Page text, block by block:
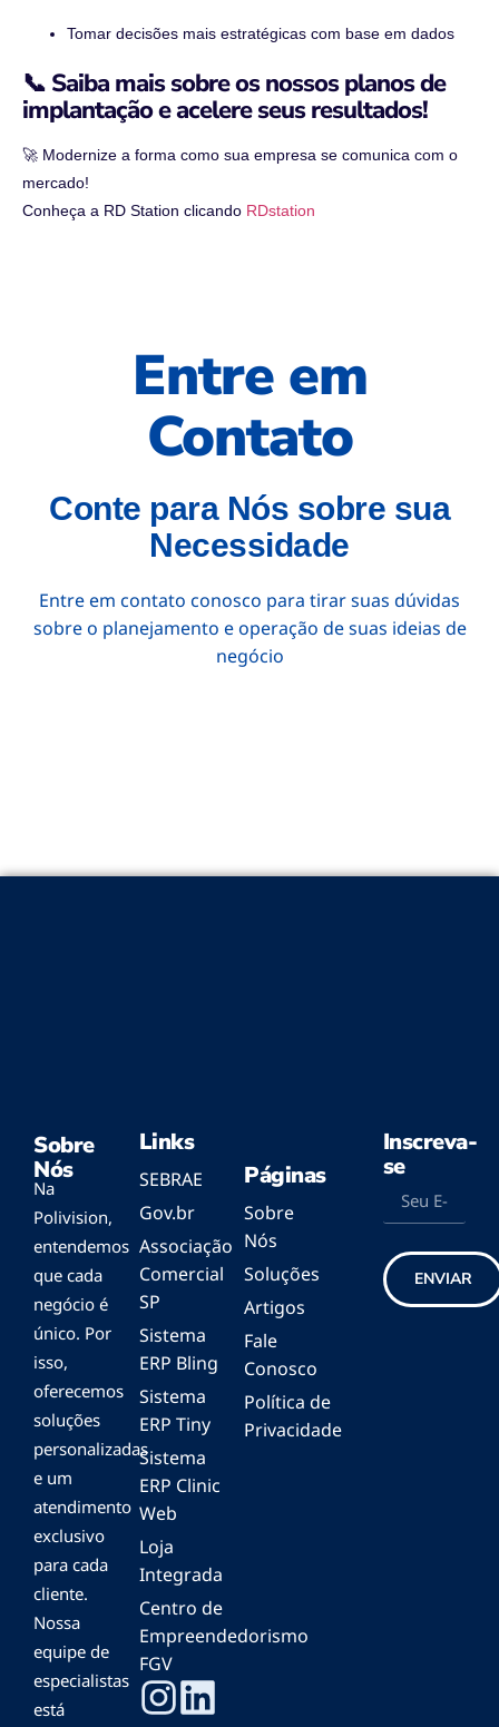
Tomar decisões mais estratégicas com base em dados
📞 Saiba mais sobre os nossos planos de
implantação e acelere seus resultados!
🚀 Modernize a forma como sua empresa se comunica com o
mercado!
Conheça a RD Station clicando RDstation
Entre em
Contato
Conte para Nós sobre sua
Necessidade
Entre em contato conosco para tirar suas dúvidas
sobre o planejamento e operação de suas ideias de
negócio
Sobre
Nós
Na
Polivision,
entendemos
que cada
negócio é
único. Por
isso,
oferecemos
soluções
personalizadas
e um
atendimento
exclusivo
para cada
cliente.
Nossa
equipe de
especialistas
está
Links
SEBRAE
Gov.br
Associação
Comercial
SP
Sistema
ERP Bling
Sistema
ERP Tiny
Sistema
ERP Clinic
Web
Loja
Integrada
Centro de
Empreendedorismo
FGV
Páginas
Sobre
Nós
Soluções
Artigos
Fale
Conosco
Política de
Privacidade
Inscreva-
se
ENVIAR